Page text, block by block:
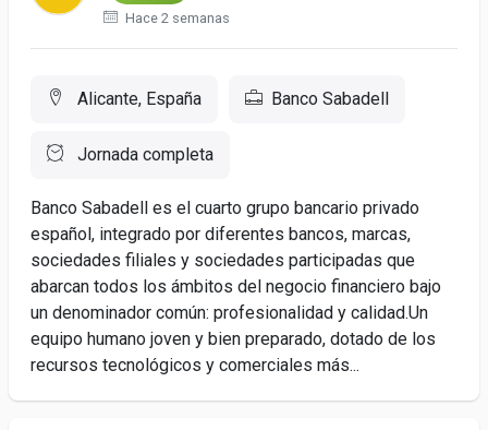
Hace 2 semanas
Alicante, España Banco Sabadell
Jornada completa
Banco Sabadell es el cuarto grupo bancario privado
español, integrado por diferentes bancos, marcas,
sociedades filiales y sociedades participadas que
abarcan todos los ámbitos del negocio financiero bajo
un denominador común: profesionalidad y calidad.Un
equipo humano joven y bien preparado, dotado de los
recursos tecnológicos y comerciales más...